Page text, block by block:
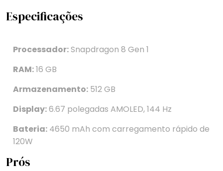
Especificações
Processador:Snapdragon 8 Gen 1
RAM:16 GB
Armazenamento: 512 GB
Display:6.67 polegadas AMOLED, 144 Hz
Bateria: 4650 mAh com carregamento rápido de
120W
Prós